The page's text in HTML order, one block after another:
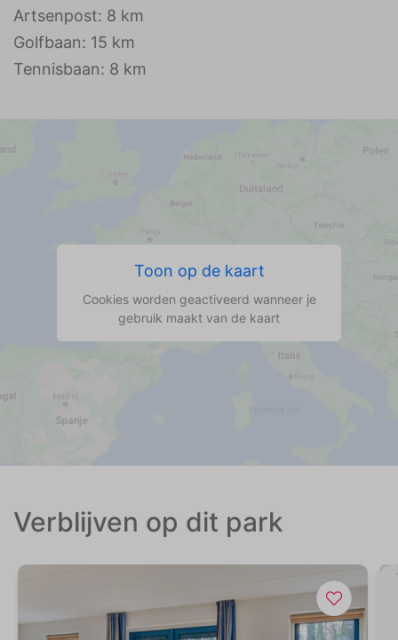
Artsenpost: 8 km
Golfbaan: 15 km
Tennisbaan: 8 km
Toon op de kaart
Cookies worden geactiveerd wanneer je
gebruik maakt van de kaart
Verblijven op dit park